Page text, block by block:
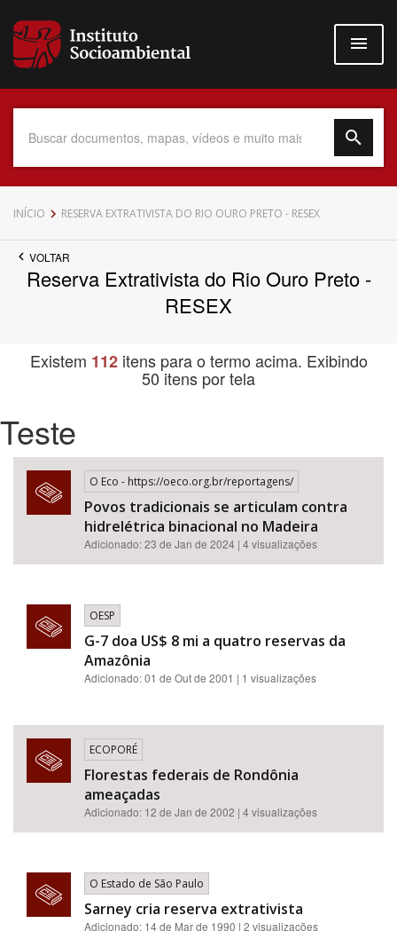
para
conteúdo
Data do Documento
Bioma / Bacia
Tema
Área Protegida
INÍCIO RESERVA EXTRATIVISTA DO RIO OURO PRETO - RESEX
VOLTAR
Reserva Extrativista do Rio Ouro Preto -
RESEX
Existem 112itens para o termo acima. Exibindo
50 itens por tela
Teste
O Eco - https://oeco.org.br/reportagens/
Povos tradicionais se articulam contra
hidrelétrica binacional no Madeira
Adicionado: 23 de Jan de 2024 | 4 visualizações
OESP
G-7 doa US$ 8 mi a quatro reservas da
Amazônia
Adicionado: 01 de Out de 2001 | 1 visualizações
ECOPORÉ
Florestas federais de Rondônia
ameaçadas
Adicionado: 12 de Jan de 2002 | 4 visualizações
O Estado de São Paulo
Sarney cria reserva extrativista
Adicionado: 14 de Mar de 1990 | 2 visualizações